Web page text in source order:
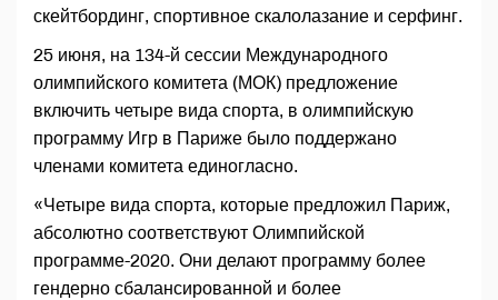
скейтбординг, спортивное скалолазание и серфинг.
25 июня, на 134-й сессии Международного
олимпийского комитета (МОК) предложение
включить четыре вида спорта, в олимпийскую
программу Игр в Париже было поддержано
членами комитета единогласно.
«Четыре вида спорта, которые предложил Париж,
абсолютно соответствуют Олимпийской
программе-2020. Они делают программу более
гендерно сбалансированной и более